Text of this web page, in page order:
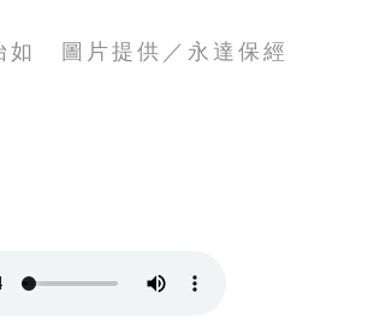
如 圖片提供／永達保經